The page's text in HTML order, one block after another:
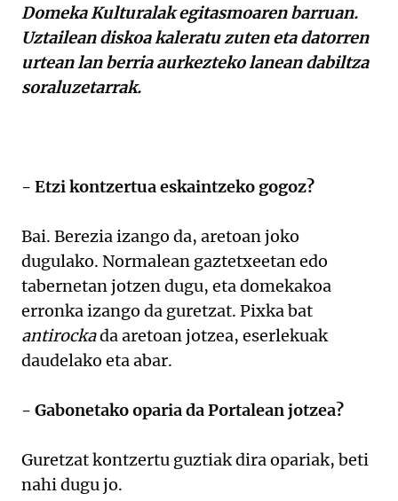
Domeka Kulturalak egitasmoaren barruan.
Uztailean diskoa kaleratu zuten eta datorren
urtean lan berria aurkezteko lanean dabiltza
soraluzetarrak.
- Etzi kontzertua eskaintzeko gogoz?
Bai. Berezia izango da, aretoan joko
dugulako. Normalean gaztetxeetan edo
tabernetan jotzen dugu, eta domekakoa
erronka izango da guretzat. Pixka bat
antirockada aretoan jotzea, eserlekuak
daudelako eta abar.
- Gabonetako oparia da Portalean jotzea?
Guretzat kontzertu guztiak dira opariak, beti
nahi dugu jo.